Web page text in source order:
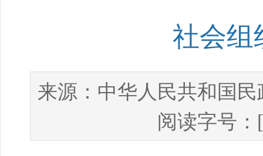
社会组
来源： 中华人民共和国
阅读字号